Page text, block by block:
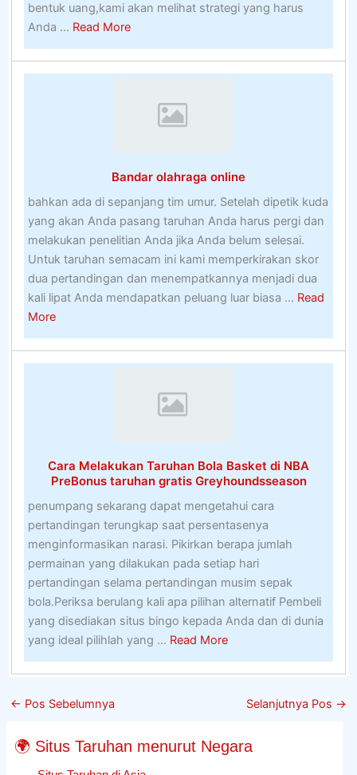
bentuk uang,kami akan melihat strategi yang harus
Anda ... Read Moreabout
Pelajari
Cara
Hadiah
Dalam
Untuk
Ekstra
Menguntungkan
Biasanya
Bandar olahraga online
bahkan ada di sepanjang tim umur. Setelah dipetik kuda
yang akan Anda pasang taruhan Anda harus pergi dan
melakukan penelitian Anda jika Anda belum selesai.
Untuk taruhan semacam ini kami memperkirakan skor
dua pertandingan dan menempatkannya menjadi dua
kali lipat Anda mendapatkan peluang luar biasa ... Read
Moreabout
Bandar
olahraga
Cara Melakukan Taruhan Bola Basket di NBA
PreBonus taruhan gratis Greyhoundsseason
penumpang sekarang dapat mengetahui cara
pertandingan terungkap saat persentasenya
menginformasikan narasi. Pikirkan berapa jumlah
permainan yang dilakukan pada setiap hari
pertandingan selama pertandingan musim sepak
bola.Periksa berulang kali apa pilihan alternatif Pembeli
yang disediakan situs bingo kepada Anda dan di dunia
yang ideal pilihlah yang ... Read Moreabout
Cara
Melakukan
Taruhan
di
← Pos Sebelumnya Selanjutnya Pos →
🌍 Situs Taruhan menurut Negara